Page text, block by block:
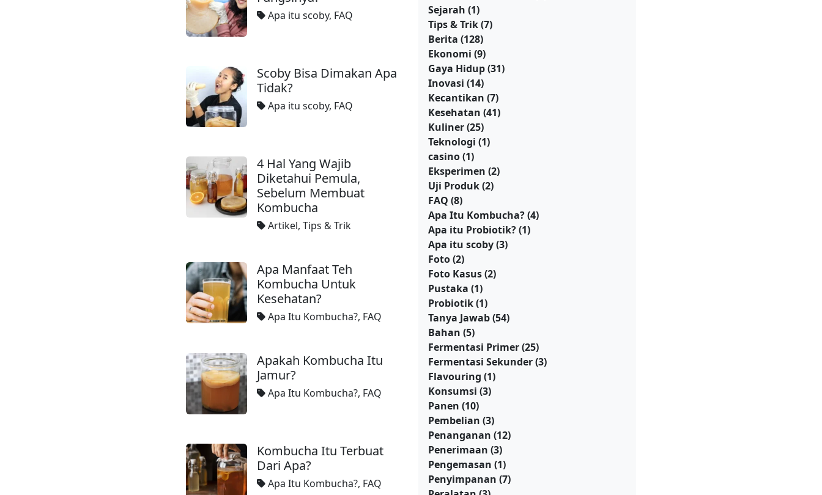
Apa itu scoby, FAQ
Scoby Bisa Dimakan Apa
Tidak?
Apa itu scoby, FAQ
4 Hal Yang Wajib
Diketahui Pemula,
Sebelum Membuat
Kombucha
Artikel, Tips & Trik
Apa Manfaat Teh
Kombucha Untuk
Kesehatan?
Apa Itu Kombucha?, FAQ
Apakah Kombucha Itu
Jamur?
Apa Itu Kombucha?, FAQ
Kombucha Itu Terbuat
Dari Apa?
Apa Itu Kombucha?, FAQ
Sejarah (1)
Tips & Trik(7)
Berita (128)
Ekonomi (9)
Gaya Hidup(31)
Inovasi (14)
Kecantikan (7)
Kesehatan (41)
Kuliner(25)
Teknologi (1)
casino(1)
Eksperimen (2)
Uji Produk(2)
FAQ (8)
Apa Itu Kombucha?(4)
Apa itu Probiotik?(1)
Apa itu scoby(3)
Foto(2)
Foto Kasus(2)
Pustaka (1)
Probiotik(1)
Tanya Jawab(54)
Bahan (5)
Fermentasi Primer(25)
Fermentasi Sekunder(3)
Flavouring (1)
Konsumsi (3)
Panen (10)
Pembelian (3)
Penanganan (12)
Penerimaan (3)
Pengemasan (1)
Penyimpanan (7)